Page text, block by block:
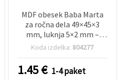
MDF obesek Baba Marta
za ročna dela 49×45×3
mm, luknja 5×2 mm –
paket 5 kosov
Koda izdelka: 804277
1.45€ 1-4 paket